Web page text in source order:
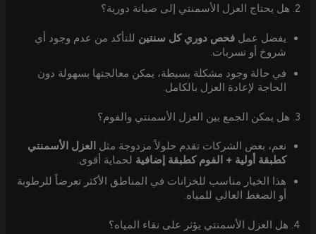
2. هل يحتاج العزل الأسمنتي إلى صيانة دورية؟
يفضل عملفحص دوري كل سنتين للتأكد من عدم وجود أي
شروخ أو تسربات.
في حالة وجود مشكلة بسيطة، يمكن معالجتها بسهولة دون
الحاجة لإعادة العزل بالكامل.
3. هل يمكن الجمع بين العزل الأسمنتي والفوم؟
نعم، بعض الشركات تقدم حلولاً مزدوجة مثل العزل الأسمنتي
كطبقة أولية + الفوم كطبقة إضافية لحماية أقوى.
هذا الخيار مناسب للخزانات في المناطق الأكثر تعرضاً للرطوبة
أو الضغط العالي للمياه.
4. هل العزل الأسمنتي يؤثر على نقاء المياه؟